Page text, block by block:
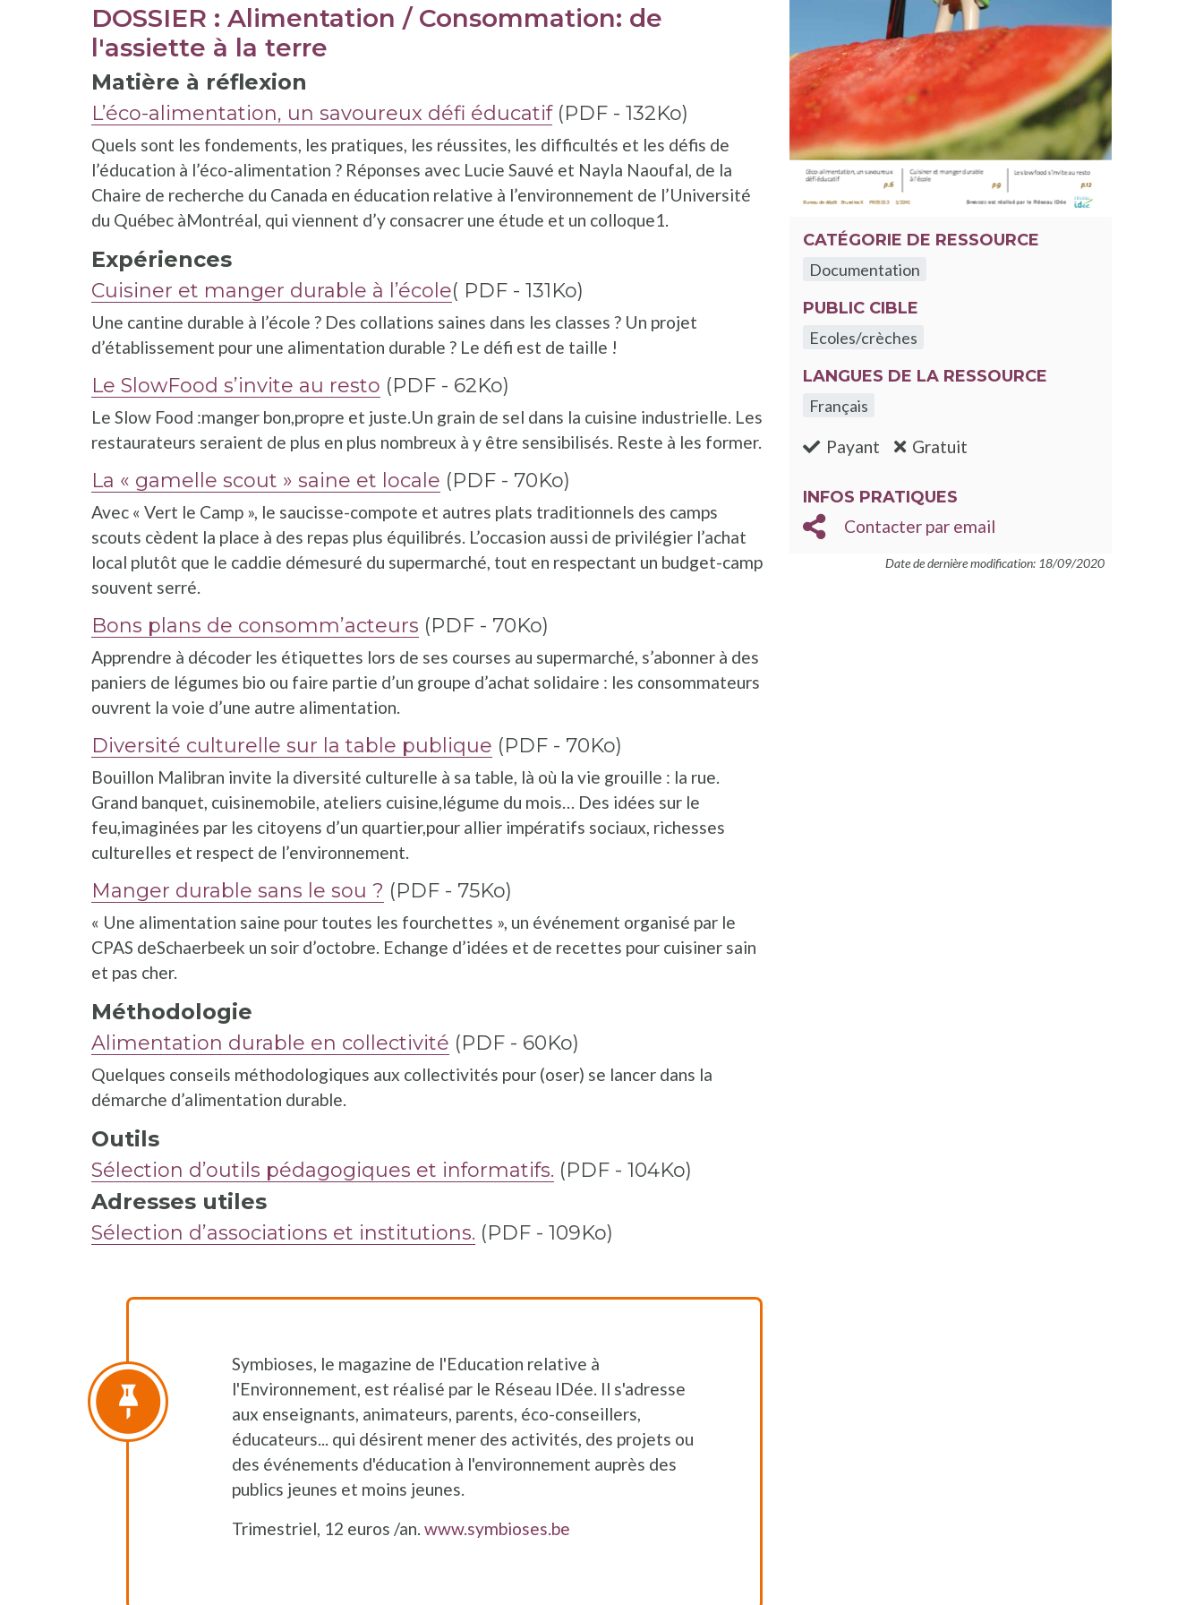
DOSSIER : Alimentation / Consommation: de
l'assiette à la terre
Matière à réflexion
L’éco-alimentation, un savoureux défi éducatif(PDF - 132Ko)
Quels sont les fondements, les pratiques, les réussites, les difficultés et les défis de
l’éducation à l’éco-alimentation ? Réponses avec Lucie Sauvé et Nayla Naoufal, de la
Chaire de recherche du Canada en éducation relative à l’environnement de l’Université
du Québec àMontréal, qui viennent d’y consacrer une étude et un colloque1.
Expériences
Cuisiner et manger durable à l’école( PDF - 131Ko)
Une cantine durable à l’école ? Des collations saines dans les classes ? Un projet
d’établissement pour une alimentation durable ? Le défi est de taille !
Le SlowFood s’invite au resto (PDF - 62Ko)
Le Slow Food :manger bon,propre et juste.Un grain de sel dans la cuisine industrielle. Les
restaurateurs seraient de plus en plus nombreux à y être sensibilisés. Reste à les former.
La « gamelle scout » saine et locale (PDF - 70Ko)
Avec « Vert le Camp », le saucisse-compote et autres plats traditionnels des camps
scouts cèdent la place à des repas plus équilibrés. L’occasion aussi de privilégier l’achat
local plutôt que le caddie démesuré du supermarché, tout en respectant un budget-camp
souvent serré.
Bons plans de consomm’acteurs (PDF - 70Ko)
Apprendre à décoder les étiquettes lors de ses courses au supermarché, s’abonner à des
paniers de légumes bio ou faire partie d’un groupe d’achat solidaire : les consommateurs
ouvrent la voie d’une autre alimentation.
Diversité culturelle sur la table publique (PDF - 70Ko)
Bouillon Malibran invite la diversité culturelle à sa table, là où la vie grouille : la rue.
Grand banquet, cuisinemobile, ateliers cuisine,légume du mois… Des idées sur le
feu,imaginées par les citoyens d’un quartier,pour allier impératifs sociaux, richesses
culturelles et respect de l’environnement.
Manger durable sans le sou ? (PDF - 75Ko)
« Une alimentation saine pour toutes les fourchettes », un événement organisé par le
CPAS deSchaerbeek un soir d’octobre. Echange d’idées et de recettes pour cuisiner sain
et pas cher.
Méthodologie
Alimentation durable en collectivité (PDF - 60Ko)
Quelques conseils méthodologiques aux collectivités pour (oser) se lancer dans la
démarche d’alimentation durable.
Outils
Sélection d’outils pédagogiques et informatifs. (PDF - 104Ko)
Adresses utiles
Sélection d’associations et institutions. (PDF - 109Ko)
Symbioses, le magazine de l'Education relative à
l'Environnement, est réalisé par le Réseau IDée. Il s'adresse
aux enseignants, animateurs, parents, éco-conseillers,
éducateurs... qui désirent mener des activités, des projets ou
des événements d'éducation à l'environnement auprès des
publics jeunes et moins jeunes.
Trimestriel, 12 euros /an.www.symbioses.be
CATÉGORIE DE RESSOURCE
Documentation
PUBLIC CIBLE
Ecoles/crèches
LANGUES DE LA RESSOURCE
Français
Payant :non Gratuit
INFOS PRATIQUES
Contacter par email
Date de dernière modification: 18/09/2020